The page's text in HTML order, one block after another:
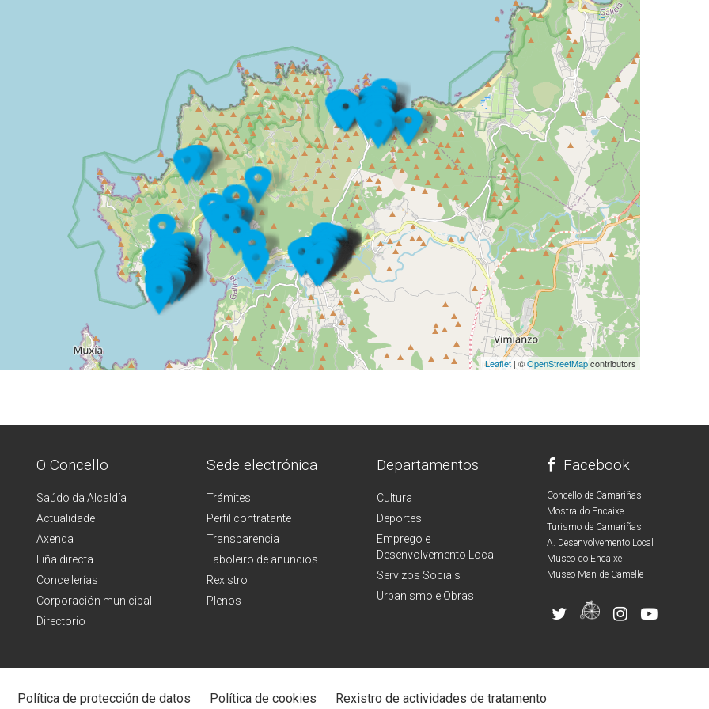
Leaflet | ©OpenStreetMapcontributors
O Concello
Saúdo da Alcaldía
Actualidade
Axenda
Liña directa
Concellerías
Corporación municipal
Directorio
Sede electrónica
Trámites
Perfil contratante
Transparencia
Taboleiro de anuncios
Rexistro
Plenos
Departamentos
Cultura
Deportes
Emprego e
Desenvolvemento Local
Servizos Sociais
Urbanismo e Obras
Facebook
Concello de Camariñas
Mostra do Encaixe
Turismo de Camariñas
A. Desenvolvemento Local
Museo do Encaixe
Museo Man de Camelle
Política de protección de datos Política de cookies Rexistro de actividades de tratamento